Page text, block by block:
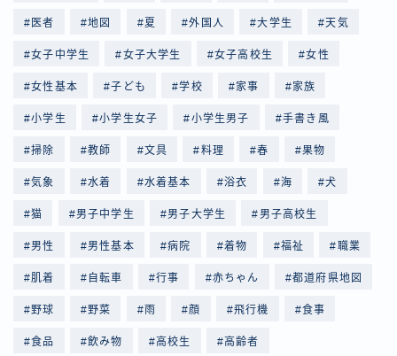
Follow Me
医者 地図 夏 外国人 大学生 天気
女子中学生 女子大学生 女子高校生 女性
女性基本 子ども 学校 家事 家族
小学生 小学生女子 小学生男子 手書き風
掃除 教師 文具 料理 春 果物
気象 水着 水着基本 浴衣 海 犬
猫 男子中学生 男子大学生 男子高校生
男性 男性基本 病院 着物 福祉 職業
肌着 自転車 行事 赤ちゃん 都道府県地図
野球 野菜 雨 顔 飛行機 食事
食品 飲み物 高校生 高齢者